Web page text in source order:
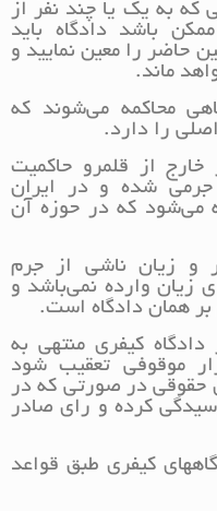
به یک یا چند نفر از
باشد دادگاه باید
حاضر را معین نمایید و
ماند.
محاکمه می‌شوند که
را دارد.
خارج از قلمرو حاکمیت
جرمی شده و در ایران
می‌شود که در حوزه آن
و زیان ناشی از جرم
زیان وارده نمی‌باشد و
همان دادگاه است.
کیفری منتهی به
موقوفی تعقیب شود
حقوقی در صورتی که در
کرده و رای صادر
کیفری طبق قواعد